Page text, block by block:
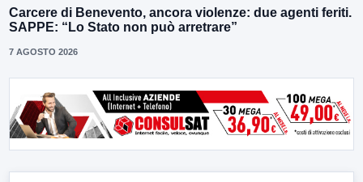
Carcere di Benevento, ancora violenze: due agenti feriti.
SAPPE: “Lo Stato non può arretrare”
7 AGOSTO 2026